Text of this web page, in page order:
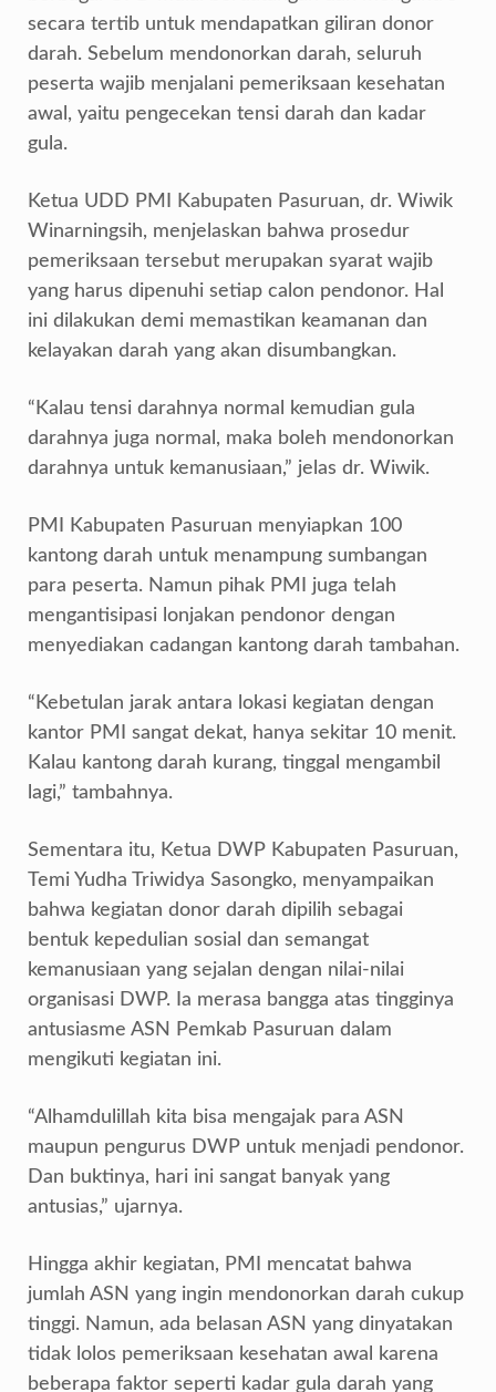
secara tertib untuk mendapatkan giliran donor
darah. Sebelum mendonorkan darah, seluruh
peserta wajib menjalani pemeriksaan kesehatan
awal, yaitu pengecekan tensi darah dan kadar
gula.
Ketua UDD PMI Kabupaten Pasuruan, dr. Wiwik
Winarningsih, menjelaskan bahwa prosedur
pemeriksaan tersebut merupakan syarat wajib
yang harus dipenuhi setiap calon pendonor. Hal
ini dilakukan demi memastikan keamanan dan
kelayakan darah yang akan disumbangkan.
“Kalau tensi darahnya normal kemudian gula
darahnya juga normal, maka boleh mendonorkan
darahnya untuk kemanusiaan,” jelas dr. Wiwik.
PMI Kabupaten Pasuruan menyiapkan 100
kantong darah untuk menampung sumbangan
para peserta. Namun pihak PMI juga telah
mengantisipasi lonjakan pendonor dengan
menyediakan cadangan kantong darah tambahan.
“Kebetulan jarak antara lokasi kegiatan dengan
kantor PMI sangat dekat, hanya sekitar 10 menit.
Kalau kantong darah kurang, tinggal mengambil
lagi,” tambahnya.
Sementara itu, Ketua DWP Kabupaten Pasuruan,
Temi Yudha Triwidya Sasongko, menyampaikan
bahwa kegiatan donor darah dipilih sebagai
bentuk kepedulian sosial dan semangat
kemanusiaan yang sejalan dengan nilai-nilai
organisasi DWP. Ia merasa bangga atas tingginya
antusiasme ASN Pemkab Pasuruan dalam
mengikuti kegiatan ini.
“Alhamdulillah kita bisa mengajak para ASN
maupun pengurus DWP untuk menjadi pendonor.
Dan buktinya, hari ini sangat banyak yang
antusias,” ujarnya.
Hingga akhir kegiatan, PMI mencatat bahwa
jumlah ASN yang ingin mendonorkan darah cukup
tinggi. Namun, ada belasan ASN yang dinyatakan
tidak lolos pemeriksaan kesehatan awal karena
beberapa faktor seperti kadar gula darah yang